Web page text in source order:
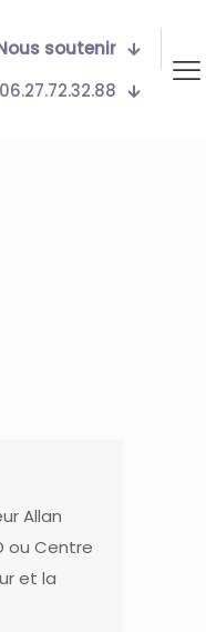
soutenir
Allan
ou Centre
et la